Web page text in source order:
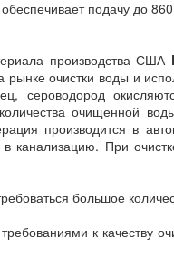
подачу до
производства США
рынке очистки воды и
сероводород
очищенной
производится в
канализацию. При
большое
к качеству